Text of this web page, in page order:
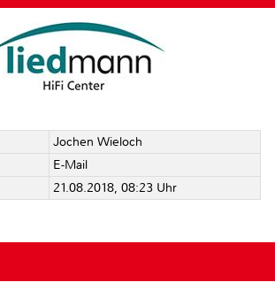
Jochen Wieloch
E-Mail
21.08.2018, 08:23 Uhr